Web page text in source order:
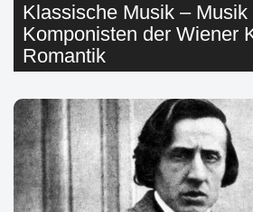
Klassische Musik – Musik
Komponisten der Wiener
Romantik